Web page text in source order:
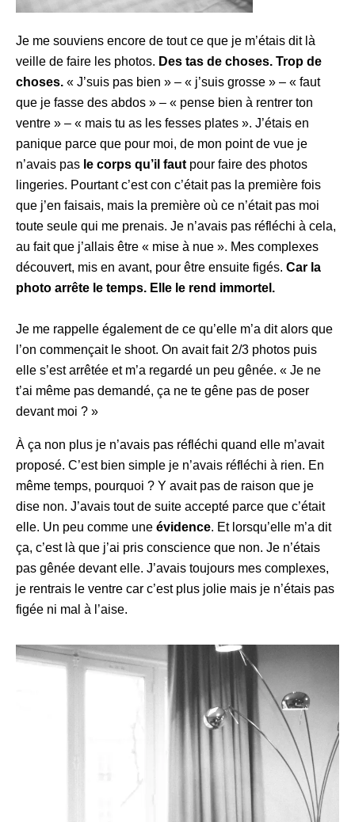
Je me souviens encore de tout ce que je m’étais dit là
veille de faire les photos. Des tas de choses. Trop de
choses. « J’suis pas bien » – « j’suis grosse » – « faut
que je fasse des abdos » – « pense bien à rentrer ton
ventre » – « mais tu as les fesses plates ». J’étais en
panique parce que pour moi, de mon point de vue je
n’avais pas le corps qu’il faut pour faire des photos
lingeries. Pourtant c’est con c’était pas la première fois
que j’en faisais, mais la première où ce n’était pas moi
toute seule qui me prenais. Je n’avais pas réfléchi à cela,
au fait que j’allais être « mise à nue ». Mes complexes
découvert, mis en avant, pour être ensuite figés. Car la
photo arrête le temps. Elle le rend immortel.
Je me rappelle également de ce qu’elle m’a dit alors que
l’on commençait le shoot. On avait fait 2/3 photos puis
elle s’est arrêtée et m’a regardé un peu gênée. « Je ne
t’ai même pas demandé, ça ne te gêne pas de poser
devant moi ? »
À ça non plus je n’avais pas réfléchi quand elle m’avait
proposé. C’est bien simple je n’avais réfléchi à rien. En
même temps, pourquoi ? Y avait pas de raison que je
dise non. J’avais tout de suite accepté parce que c’était
elle. Un peu comme une évidence. Et lorsqu’elle m’a dit
ça, c’est là que j’ai pris conscience que non. Je n’étais
pas gênée devant elle. J’avais toujours mes complexes,
je rentrais le ventre car c’est plus jolie mais je n’étais pas
figée ni mal à l’aise.